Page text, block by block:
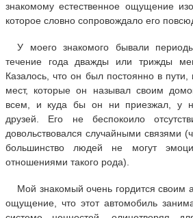
знакомому естественное ощущение
которое словно сопровождало его
У моего знакомого бывали
течение года дважды или трижды
Казалось, что он был постоянно в
мест, которые он называл своим
всем, и куда бы он ни приезжал, у
друзей. Его не беспокоило
довольствовался случайными связями
большинство людей не могут
отношениями такого рода).
Мой знакомый очень гордится своим
ощущение, что этот автомобиль